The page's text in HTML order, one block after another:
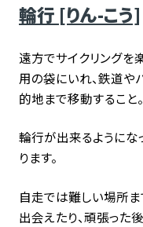
輪行 [りん-こう]
遠方でサイクリングを
用の袋にいれ、鉄道
的地まで移動すること。
輪行が出来るようにな
ります。
自走では難しい場所
出会えたり、頑張った